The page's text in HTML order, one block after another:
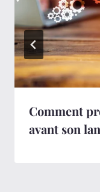
Comment
avant son